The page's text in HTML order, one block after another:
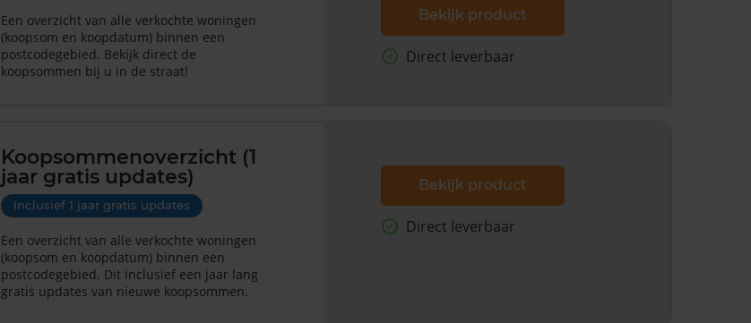
Een overzicht van alle verkochte woningen
(koopsom en koopdatum) binnen een
postcodegebied. Bekijk direct de
koopsommen bij u in de straat!
Bekijk product
Direct leverbaar
Koopsommenoverzicht (1
jaar gratis updates)
Inclusief 1 jaar gratis updates
Een overzicht van alle verkochte woningen
(koopsom en koopdatum) binnen een
postcodegebied. Dit inclusief een jaar lang
gratis updates van nieuwe koopsommen.
Bekijk product
Direct leverbaar